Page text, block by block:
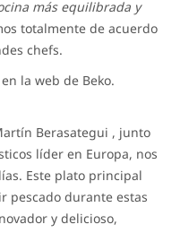
más equilibrada y
totalmente de acuerdo
chefs.
la web de Beko.
Berasategui , junto
líder en Europa, nos
Este plato principal
pescado durante estas
y delicioso,